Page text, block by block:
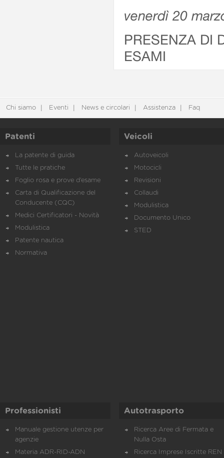
venerdì 20
PRESENZA DI
ESAMI
Chi siamo Eventi News e circolari Assistenza Faq
Patenti
La patente di guida
Tutte le pratiche
Foglio rosa e prove d’esame
Carta di Qualificazione del
Conducente (CQC)
Medici Certificatori - Novità
Modulistica
Patente nautica
Normativa
Veicoli
Autoveicoli
Motocicli
Revisioni
Collaudi
Modulistica
Documento Unico
STED
Professionisti
Manuale gestione utenze per
agenzie
Materia ADR-RID-ADN
Autotrasporto
Ricerca Aree di Fermata e
Nulla Osta
Ricerca Imprese Iscritte REN